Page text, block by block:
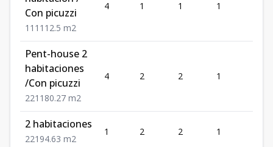
Con picuzzi
1 1 1 112.5 m2
4 1 1 1
Pent-house 2
habitaciones
/Con picuzzi
221 180.27 m2
4 2 2 1
2 habitaciones
221 94.63 m2
1 2 2 1